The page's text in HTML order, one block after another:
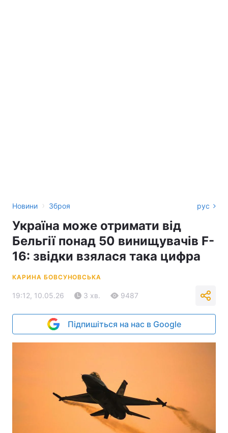
Новини › Зброя рус
Україна може отримати від
Бельгії понад 50 винищувачів F-
16: звідки взялася така цифра
КАРИНА БОВСУНОВСЬКА
19:12, 10.05.26 3 хв. 9487
Підпишіться на нас в Google